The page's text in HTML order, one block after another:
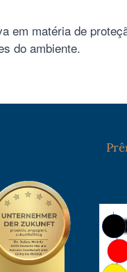
em matéria de
do ambiente.